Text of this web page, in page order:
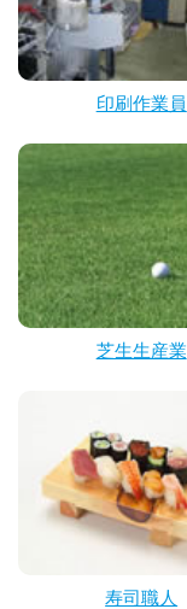
印刷作業員
芝生生産業
寿司職人